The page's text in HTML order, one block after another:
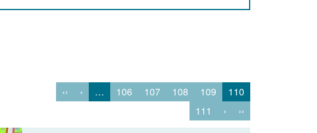
‹‹ ‹ … 106 107 108 109
110
111
› ››